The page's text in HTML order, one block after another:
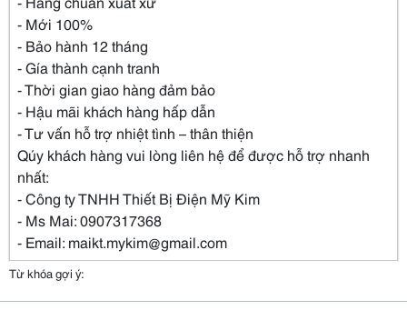
- Mới 100%
- Bảo hành 12 tháng
- Gía thành cạnh tranh
- Thời gian giao hàng đảm bảo
- Hậu mãi khách hàng hấp dẫn
- Tư vấn hỗ trợ nhiệt tình – thân thiện
Qúy khách hàng vui lòng liên hệ để được hỗ trợ nhanh
nhất:
- Công ty TNHH Thiết Bị Điện Mỹ Kim
- Ms Mai: 0907317368
- Email: maikt.mykim@gmail.com
Từ khóa gợi ý: